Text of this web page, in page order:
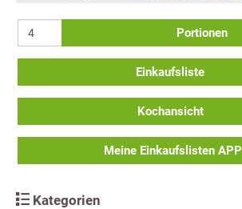
Portionen
Einkaufsliste
Kochansicht
Meine Einkaufslisten APP
Kategorien